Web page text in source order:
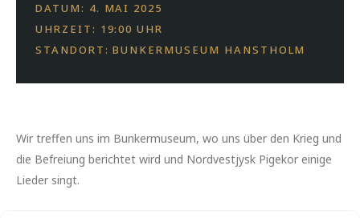
DATUM: 4. MAI 2025
UHRZEIT: 19:00 UHR
STANDORT: BUNKERMUSEUM HANSTHOLM
Wir treffen uns im Bunkermuseum, wo uns über den Krieg und
die Befreiung berichtet wird und Nordvestjysk Pigekor einige
Lieder singt.